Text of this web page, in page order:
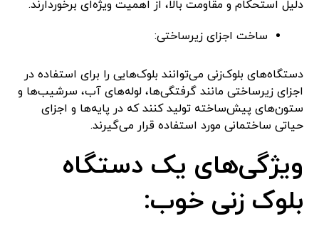
دلیل استحکام و مقاومت بالا، از اهمیت ویژه‌ای برخوردارند.
ساخت اجزای زیرساختی:
دستگاه‌های بلوک‌زنی می‌توانند بلوک‌هایی را برای استفاده در
اجزای زیرساختی مانند گرفتگی‌ها، لوله‌های آب، سرشیب‌ها و
ستون‌های پیش‌ساخته تولید کنند که در پایه‌ها و اجزای
حیاتی ساختمانی مورد استفاده قرار می‌گیرند.
ویژگی‌های یک دستگاه
بلوک زنی خوب: